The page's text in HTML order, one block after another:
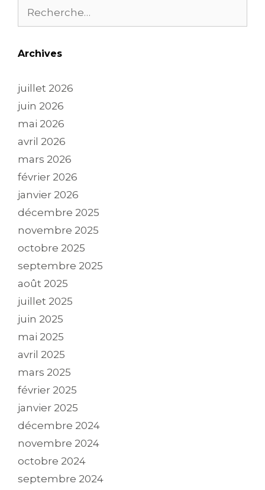
Archives
juillet 2026
juin 2026
mai 2026
avril 2026
mars 2026
février 2026
janvier 2026
décembre 2025
novembre 2025
octobre 2025
septembre 2025
août 2025
juillet 2025
juin 2025
mai 2025
avril 2025
mars 2025
février 2025
janvier 2025
décembre 2024
novembre 2024
octobre 2024
septembre 2024